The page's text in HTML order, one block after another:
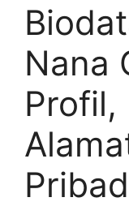
Nana
Profil,